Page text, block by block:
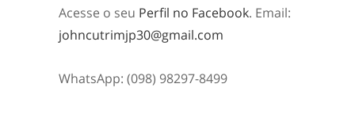
Acesse o seu Perfil no Facebook. Email:
johncutrimjp30@gmail.com
WhatsApp: (098) 98297-8499